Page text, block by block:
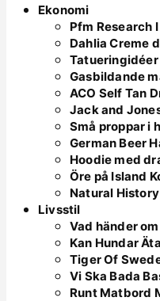
Ekonomi
Pfm Research
Dahlia Creme
Tatueringidéer
Gasbildande
ACO Self Tan
Jack and
Små proppar i
German Beer
Hoodie med
Öre på Island
Natural
Livsstil
Vad händer
Kan Hundar
Tiger Of
Vi Ska Bada
Runt Matbord